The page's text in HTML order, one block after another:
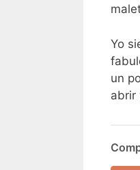
Yo
un
abrir